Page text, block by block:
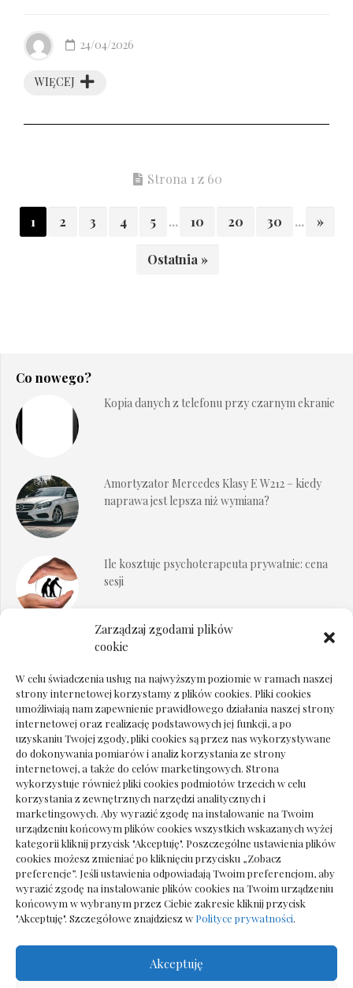
Zarządzaj zgodami plików
cookie
W celu świadczenia usług na najwyższym poziomie w ramach naszej
strony internetowej korzystamy z plików cookies. Pliki cookies
umożliwiają nam zapewnienie prawidłowego działania naszej strony
internetowej oraz realizację podstawowych jej funkcji, a po
uzyskaniu Twojej zgody, pliki cookies są przez nas wykorzystywane
do dokonywania pomiarów i analiz korzystania ze strony
internetowej, a także do celów marketingowych. Strona
wykorzystuje również pliki cookies podmiotów trzecich w celu
korzystania z zewnętrznych narzędzi analitycznych i
marketingowych. Aby wyrazić zgodę na instalowanie na Twoim
urządzeniu końcowym plików cookies wszystkich wskazanych wyżej
kategorii kliknij przycisk "Akceptuję". Poszczególne ustawienia plików
cookies możesz zmieniać po kliknięciu przycisku „Zobacz
preferencje”. Jeśli ustawienia odpowiadają Twoim preferencjom, aby
wyrazić zgodę na instalowanie plików cookies na Twoim urządzeniu
końcowym w wybranym przez Ciebie zakresie kliknij przycisk
"Akceptuję". Szczegółowe znajdziesz w Polityce prywatności.
Akceptuję
WIĘCEJ
24/04/2026
Strona 1 z 60
1 2 3 4 5 ... 10 20 30 ... »
Ostatnia »
Co nowego?
Kopia danych z telefonu przy czarnym ekranie
Amortyzator Mercedes Klasy E W212 – kiedy
naprawa jest lepsza niż wymiana?
Ile kosztuje psychoterapeuta prywatnie: cena
sesji
Dokumenty do odbioru przy zmianie biura
Deska podłogowa do salonu: jak wybrać bez
pośpiechu